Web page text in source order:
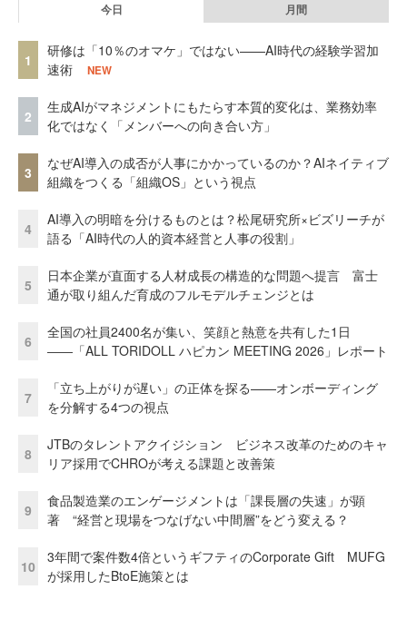
今日 月間
1
研修は「10％のオマケ」ではない——AI時代の経験学習加
速術
NEW
2
生成AIがマネジメントにもたらす本質的変化は、業務効率
化ではなく「メンバーへの向き合い方」
3
なぜAI導入の成否が人事にかかっているのか？AIネイティブ
組織をつくる「組織OS」という視点
4
AI導入の明暗を分けるものとは？松尾研究所×ビズリーチが
語る「AI時代の人的資本経営と人事の役割」
5
日本企業が直面する人材成長の構造的な問題へ提言 富士
通が取り組んだ育成のフルモデルチェンジとは
6
全国の社員2400名が集い、笑顔と熱意を共有した1日
――「ALL TORIDOLL ハピカン MEETING 2026」レポート
7
「立ち上がりが遅い」の正体を探る——オンボーディング
を分解する4つの視点
8
JTBのタレントアクイジション ビジネス改革のためのキャ
リア採用でCHROが考える課題と改善策
9
食品製造業のエンゲージメントは「課長層の失速」が顕
著 “経営と現場をつなげない中間層”をどう変える？
10
3年間で案件数4倍というギフティのCorporate Gift MUFG
が採用したBtoE施策とは